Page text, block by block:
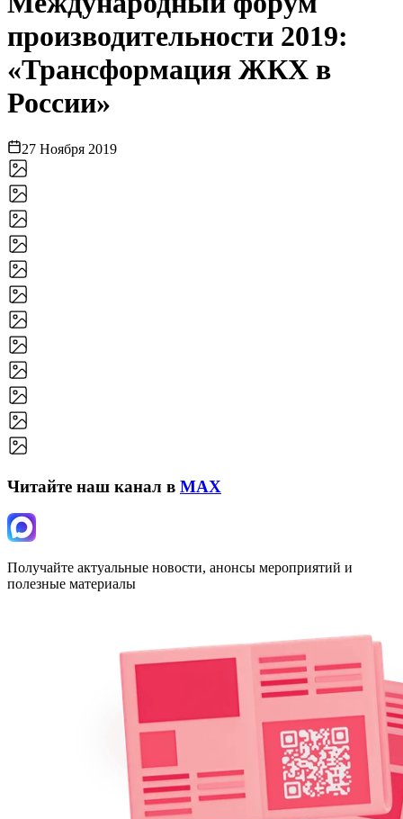
производительности 2019:
«Трансформация ЖКХ в
России»
27 Ноября 2019
Читайте наш канал в MAX
Получайте актуальные новости, анонсы мероприятий и
полезные материалы